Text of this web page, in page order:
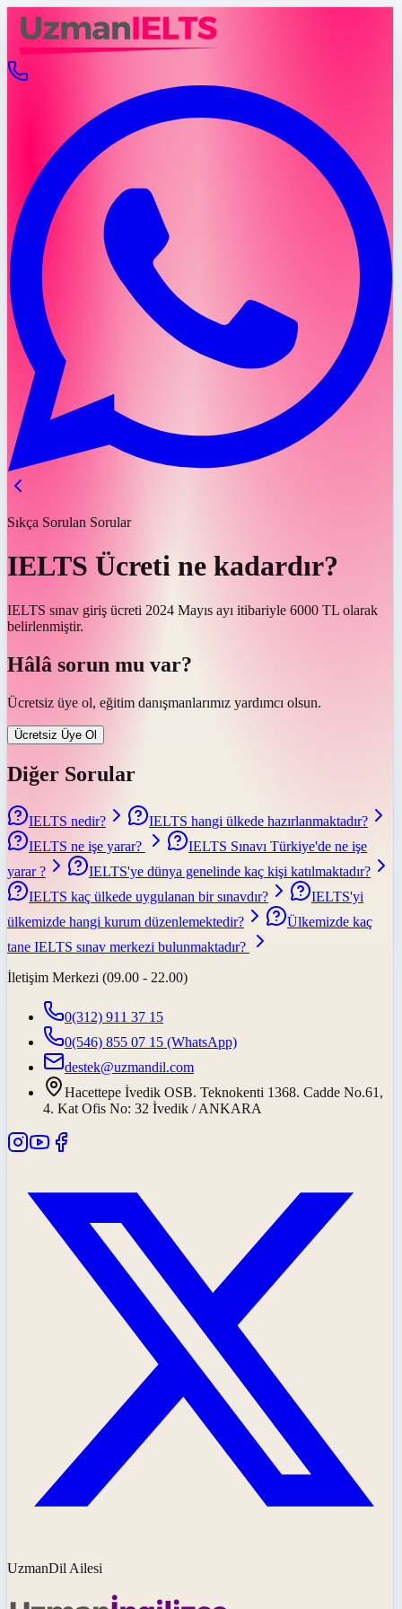
Sıkça Sorulan Sorular
IELTS Ücreti ne kadardır?
IELTS sınav giriş ücreti 2024 Mayıs ayı itibariyle 6000 TL olarak
belirlenmiştir.
Hâlâ sorun mu var?
Ücretsiz üye ol, eğitim danışmanlarımız yardımcı olsun.
Ücretsiz Üye Ol
Diğer Sorular
IELTS nedir?
IELTS hangi ülkede hazırlanmaktadır?
IELTS ne işe yarar?
IELTS Sınavı Türkiye'de ne işe
yarar ?
IELTS'ye dünya genelinde kaç kişi katılmaktadır?
IELTS kaç ülkede uygulanan bir sınavdır?
IELTS'yi
ülkemizde hangi kurum düzenlemektedir?
Ülkemizde kaç
tane IELTS sınav merkezi bulunmaktadır?
İletişim Merkezi (09.00 - 22.00)
0(312) 911 37 15
0(546) 855 07 15 (WhatsApp)
destek@uzmandil.com
Hacettepe İvedik OSB. Teknokenti 1368. Cadde No.61,
4. Kat Ofis No: 32 İvedik / ANKARA
UzmanDil Ailesi